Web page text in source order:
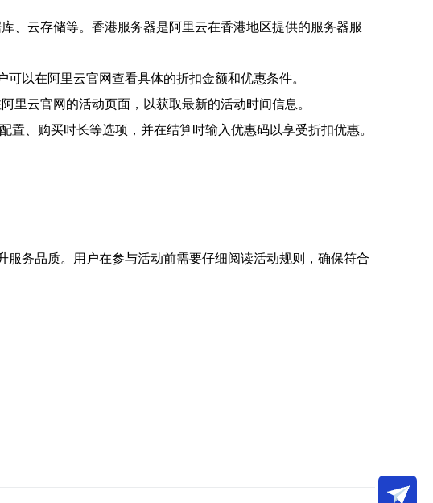
、云存储等。香港服务器是阿里云在香港地区提供的服务器服
以在阿里云官网查看具体的折扣金额和优惠条件。
里云官网的活动页面，以获取最新的活动时间信息。
、购买时长等选项，并在结算时输入优惠码以享受折扣优惠。
务品质。用户在参与活动前需要仔细阅读活动规则，确保符合